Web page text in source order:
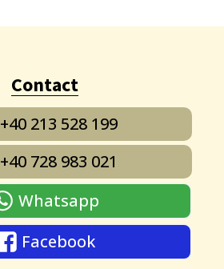
Contact
+40 213 528 199
+40 728 983 021
Whatsapp
Facebook